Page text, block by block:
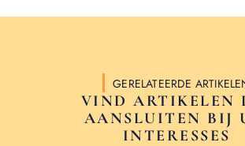
GERELATEERDE
VIND ARTIKELEN
AANSLUITEN BIJ
INTERESSES